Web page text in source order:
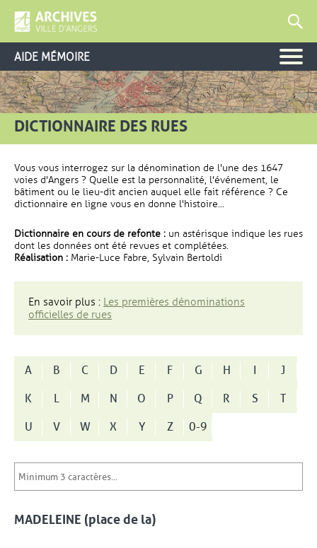
AIDE MÉMOIRE
DICTIONNAIRE DES RUES
Vous vous interrogez sur la dénomination de l'une des 1647
voies d'Angers ? Quelle est la personnalité, l'événement, le
bâtiment ou le lieu-dit ancien auquel elle fait référence ? Ce
dictionnaire en ligne vous en donne l'histoire...
Dictionnaire en cours de refonte : un astérisque indique les rues
dont les données ont été revues et complétées.
Réalisation : Marie-Luce Fabre, Sylvain Bertoldi
En savoir plus : Les premières dénominations
officielles de rues
A B C D E F G H I
J
K
L M N O P Q R S
T
U
V W X Y Z 0-9
MADELEINE (place de la)